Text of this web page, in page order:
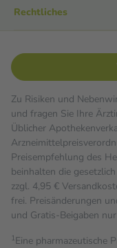
Rechtliches
Zu Risiken und
und fragen Sie Ihre
Üblicher
Preisempfehlung des
beinhalten die
zzgl. 4,95 €
frei. Preisänderungen
und Gratis-Beigaben
1Eine pharmazeutische